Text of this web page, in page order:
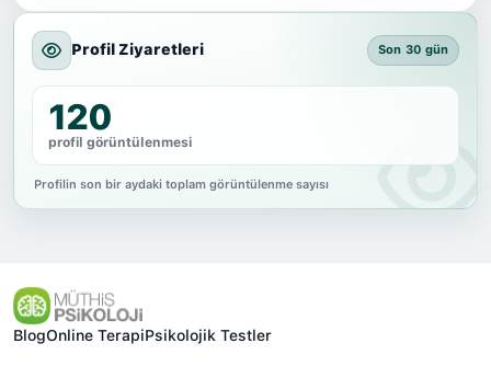
Profil Ziyaretleri Son 30 gün
120
profil görüntülenmesi
Profilin son bir aydaki toplam görüntülenme sayısı
BlogOnline TerapiPsikolojik Testler